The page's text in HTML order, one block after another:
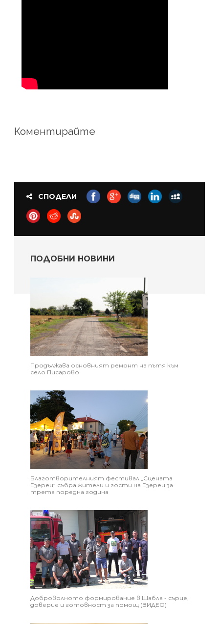
Коментирайте
СПОДЕЛИ
ПОДОБНИ НОВИНИ
Продължава основният ремонт на пътя към
село Писарово
Благотворителният фестивал „Сцената
Езерец“ събра жители и гости на Езерец за
трета поредна година
Доброволното формирование в Шабла - сърце,
доверие и готовност за помощ (ВИДЕО)